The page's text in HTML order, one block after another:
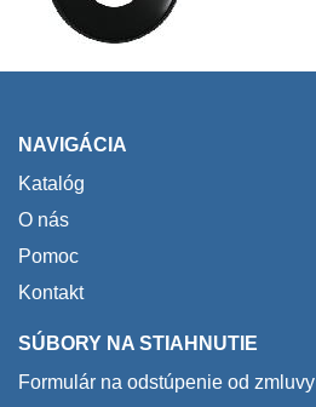
NAVIGÁCIA
Katalóg
O nás
Pomoc
Kontakt
SÚBORY NA STIAHNUTIE
Formulár na odstúpenie od zmluvy